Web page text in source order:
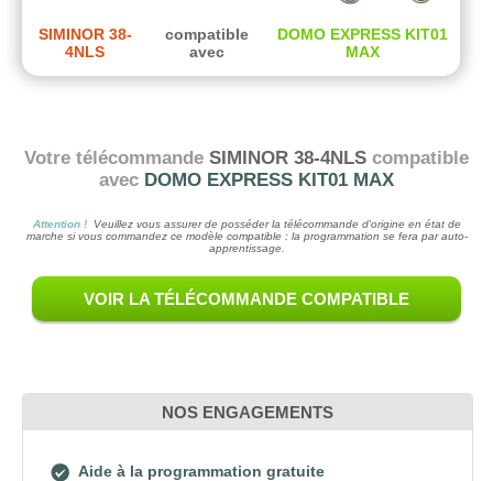
SIMINOR 38-
4NLS
compatible
avec
DOMO EXPRESS KIT01
MAX
Votre télécommande SIMINOR 38-4NLS compatible
avec DOMO EXPRESS KIT01 MAX
Attention !Veuillez vous assurer de posséder la télécommande d'origine en état de
marche si vous commandez ce modèle compatible : la programmation se fera par auto-
apprentissage.
VOIR LA TÉLÉCOMMANDE COMPATIBLE
NOS ENGAGEMENTS
Aide à la programmation gratuite